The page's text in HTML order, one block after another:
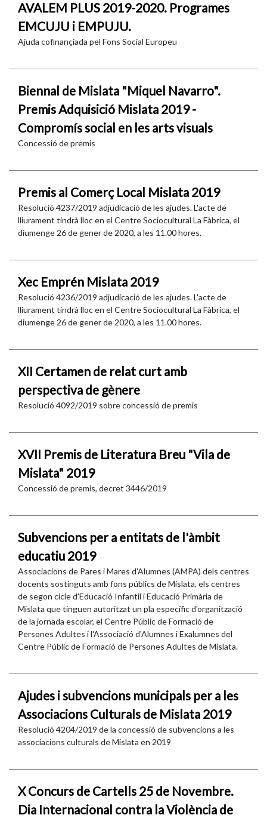
AVALEM PLUS 2019-2020. Programes
EMCUJU i EMPUJU.
Ajuda cofinançiada pel Fons Social Europeu
Biennal de Mislata "Miquel Navarro".
Premis Adquisició Mislata 2019 -
Compromís social en les arts visuals
Concessió de premis
Premis al Comerç Local Mislata 2019
Resolució 4237/2019 adjudicació de les ajudes. L'acte de
lliurament tindrà lloc en el Centre Sociocultural La Fàbrica, el
diumenge 26 de gener de 2020, a les 11.00 hores.
Xec Emprén Mislata 2019
Resolució 4236/2019 adjudicació de les ajudes. L'acte de
lliurament tindrà lloc en el Centre Sociocultural La Fàbrica, el
diumenge 26 de gener de 2020, a les 11.00 hores.
XII Certamen de relat curt amb
perspectiva de gènere
Resolució 4092/2019 sobre concessió de premis
XVII Premis de Literatura Breu "Vila de
Mislata" 2019
Concessió de premis, decret 3446/2019
Subvencions per a entitats de l'àmbit
educatiu 2019
Associacions de Pares i Mares d'Alumnes (AMPA) dels centres
docents sostinguts amb fons públics de Mislata, els centres
de segon cicle d'Educació Infantil i Educació Primària de
Mislata que tinguen autoritzat un pla específic d'organització
de la jornada escolar, el Centre Públic de Formació de
Persones Adultes i l'Associació d'Alumnes i Exalumnes del
Centre Públic de Formació de Persones Adultes de Mislata.
Ajudes i subvencions municipals per a les
Associacions Culturals de Mislata 2019
Resolució 4204/2019 de la concessió de subvencions a les
associacions culturals de Mislata en 2019
X Concurs de Cartells 25 de Novembre.
Dia Internacional contra la Violència de